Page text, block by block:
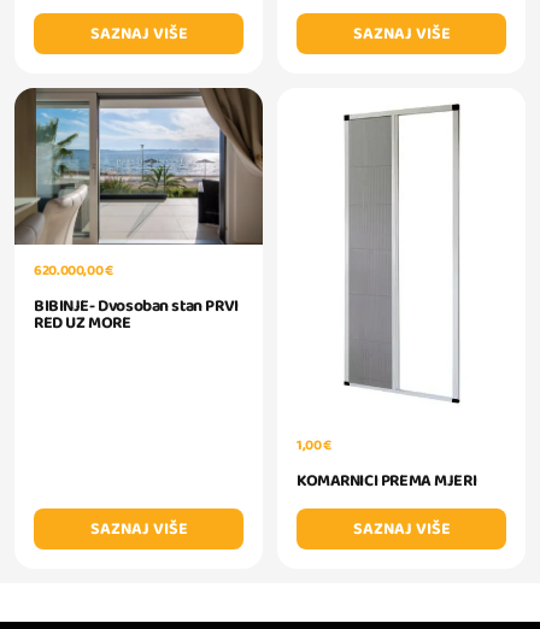
SAZNAJ VIŠE
SAZNAJ VIŠE
620.000,00 €
BIBINJE- Dvosoban stan PRVI
RED UZ MORE
SAZNAJ VIŠE
1,00 €
KOMARNICI PREMA MJERI
SAZNAJ VIŠE